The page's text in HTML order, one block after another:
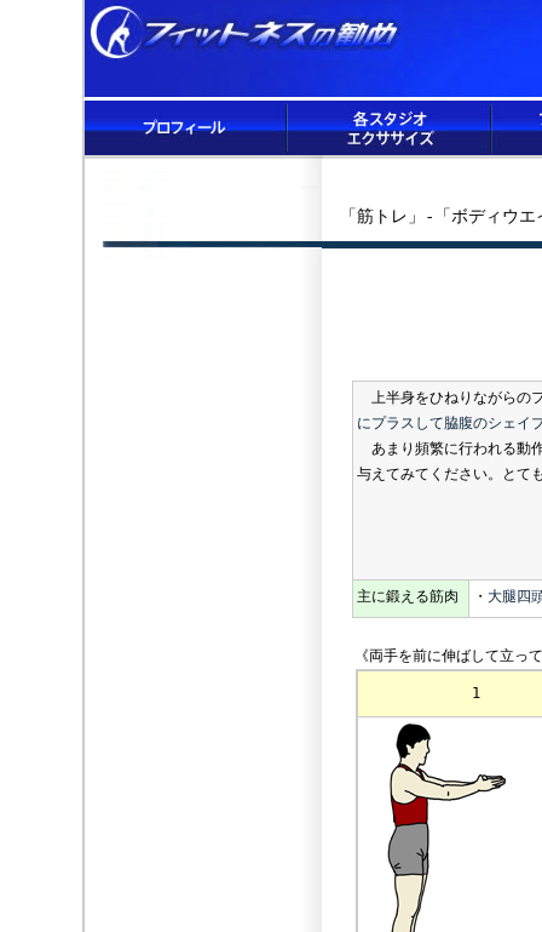
「筋トレ」-「ボディウ
上半身をひねりながらの
にプラスして脇腹のシェイ
あまり頻繁に行われる動
与えてみてください。とて
主に鍛える筋肉 ・ 大腿四
《両手を前に伸ばして立っ
1